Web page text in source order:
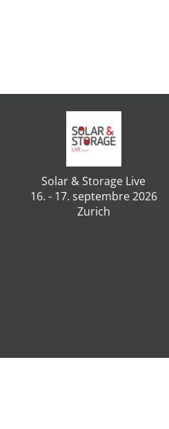
Solar & Storage Live
16. - 17. septembre 2026
Zurich